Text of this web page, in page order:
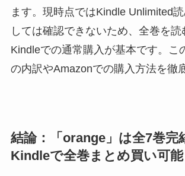
ます。現時点ではKindle Unlimited
しては確認できないため、全巻を
Kindleでの通常購入が基本です。こ
の内訳やAmazonでの購入方法を徹
結論：「orange」は全7巻完
Kindleで全巻まとめ買い可能